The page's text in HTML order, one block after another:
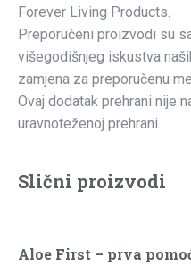
Forever Living Products.
Preporučeni proizvodi su
višegodišnjeg iskustva
zamjena za preporučenu
Ovaj dodatak prehrani nije
uravnoteženoj prehrani.
Slični proizvodi
Aloe First – prva